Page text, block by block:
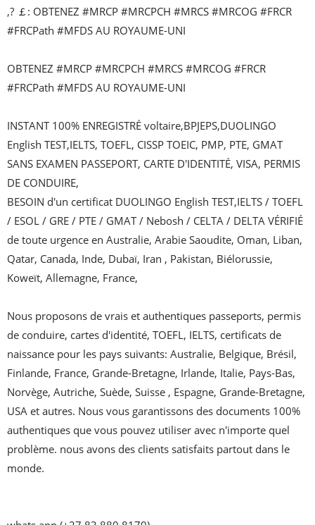
,? ￡: OBTENEZ #MRCP #MRCPCH #MRCS #MRCOG #FRCR
#FRCPath #MFDS AU ROYAUME-UNI
OBTENEZ #MRCP #MRCPCH #MRCS #MRCOG #FRCR
#FRCPath #MFDS AU ROYAUME-UNI
INSTANT 100% ENREGISTRÉ voltaire,BPJEPS,DUOLINGO
English TEST,IELTS, TOEFL, CISSP TOEIC, PMP, PTE, GMAT
SANS EXAMEN PASSEPORT, CARTE D'IDENTITÉ, VISA, PERMIS
DE CONDUIRE,
BESOIN d'un certificat DUOLINGO English TEST,IELTS / TOEFL
/ ESOL / GRE / PTE / GMAT / Nebosh / CELTA / DELTA VÉRIFIÉ
de toute urgence en Australie, Arabie Saoudite, Oman, Liban,
Qatar, Canada, Inde, Dubaï, Iran , Pakistan, Biélorussie,
Koweït, Allemagne, France,
Nous proposons de vrais et authentiques passeports, permis
de conduire, cartes d'identité, TOEFL, IELTS, certificats de
naissance pour les pays suivants: Australie, Belgique, Brésil,
Finlande, France, Grande-Bretagne, Irlande, Italie, Pays-Bas,
Norvège, Autriche, Suède, Suisse , Espagne, Grande-Bretagne,
USA et autres. Nous vous garantissons des documents 100%
authentiques que vous pouvez utiliser avec n'importe quel
problème. nous avons des clients satisfaits partout dans le
monde.